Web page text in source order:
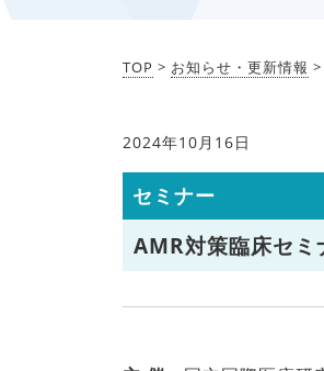
TOP > お知らせ・更新情報
2024年10月16日
セミナー
AMR対策臨床セ